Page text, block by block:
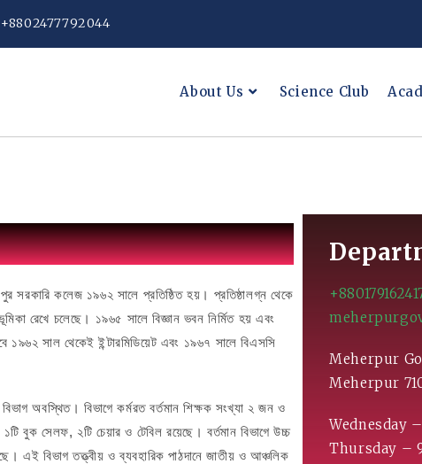
About Us Science Club
সরকারি কলেজ ১৯৬২ সালে প্রতিষ্ঠিত হয়। প্রতিষ্ঠালগ্ন থেকে
রেখে চলেছে। ১৯৬৫ সালে বিজ্ঞান ভবন নির্মিত হয় এবং
১৯৬২ সাল থেকেই ইন্টারমিডিয়েট এবং ১৯৬৭ সালে বিএসসি
বিভাগ অবস্থিত। বিভাগে কর্মরত বর্তমান শিক্ষক সংখ্যা ২ জন ও
বুক সেলফ, ২টি চেয়ার ও টেবিল রয়েছে। বর্তমান বিভাগে উচ্চ
এই বিভাগ তত্ত্বীয় ও ব্যবহারিক পাঠদানে জাতীয় ও আঞ্চলিক
Meherpur
Meherpur
Wednesday
Thursday –